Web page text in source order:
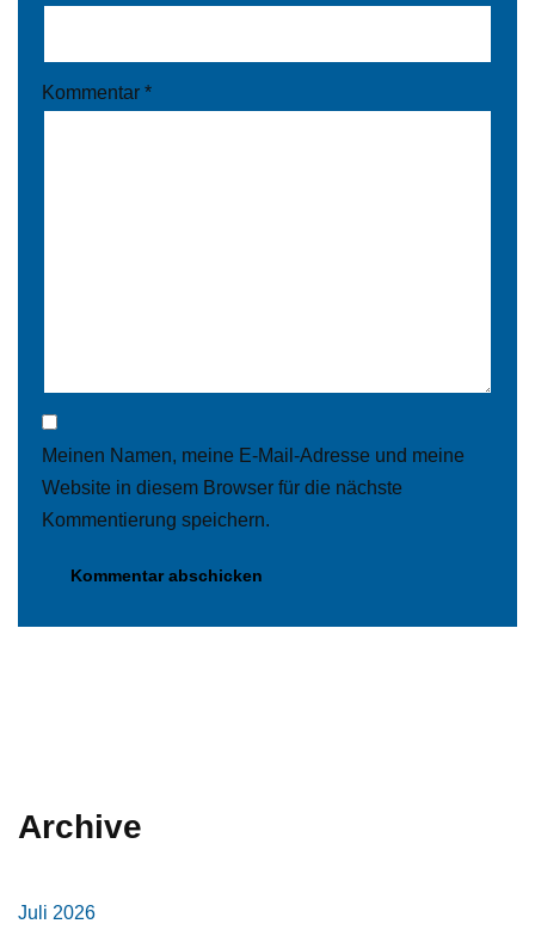
Kommentar *
Meinen Namen, meine E-Mail-Adresse und meine
Website in diesem Browser für die nächste
Kommentierung speichern.
Archive
Juli 2026